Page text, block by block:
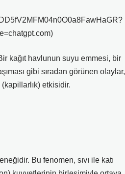
kağıt havlunun suyu emmesi, bir
gibi sıradan görünen olaylar,
etkisidir.
Bu fenomen, sıvı ile katı